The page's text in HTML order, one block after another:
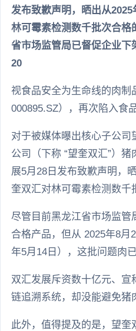
发布致歉声明，晒出从
林可霉素检测数千批次合格
省市场监管局已督促企业下
20
视食品安全为生命线的肉制
000895.SZ），再次陷入食
对于被媒体曝出核心子公司
公司（下称 “望奎双汇”）
展5月28日发布致歉声明，
奎双汇对林可霉素检测数千
尽管目前黑龙江省市场监管
合格产品，但从 2025年8月
年5月14日），这批问题肉
双汇发展斥资数十亿元、宣
链追溯系统，却没能避免猪
此外，值得提及的是，望